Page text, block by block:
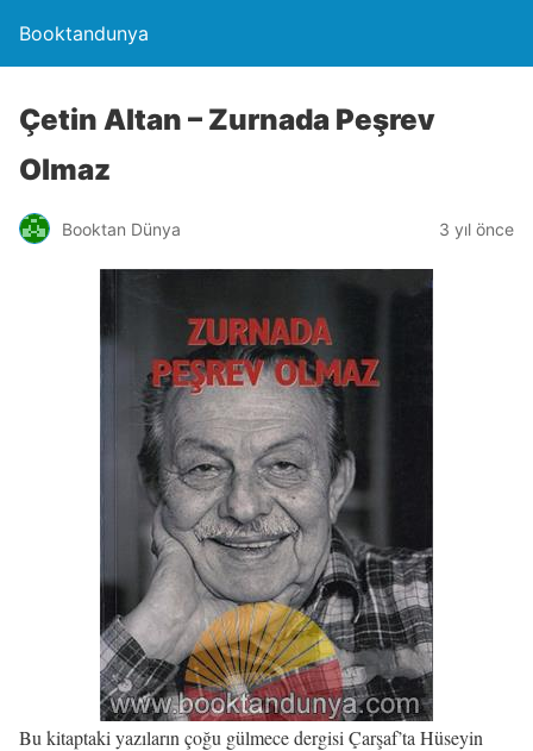
Booktandunya
Çetin Altan – Zurnada Peşrev
Olmaz
Booktan Dünya 3 yıl önce
Bu kitaptaki yazıların çoğu gülmece dergisi Çarşaf’ta Hüseyin